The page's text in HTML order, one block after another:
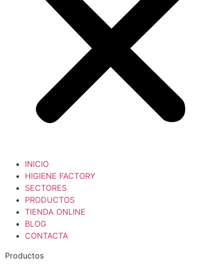
INICIO
HIGIENE FACTORY
SECTORES
PRODUCTOS
TIENDA ONLINE
BLOG
CONTACTA
Productos